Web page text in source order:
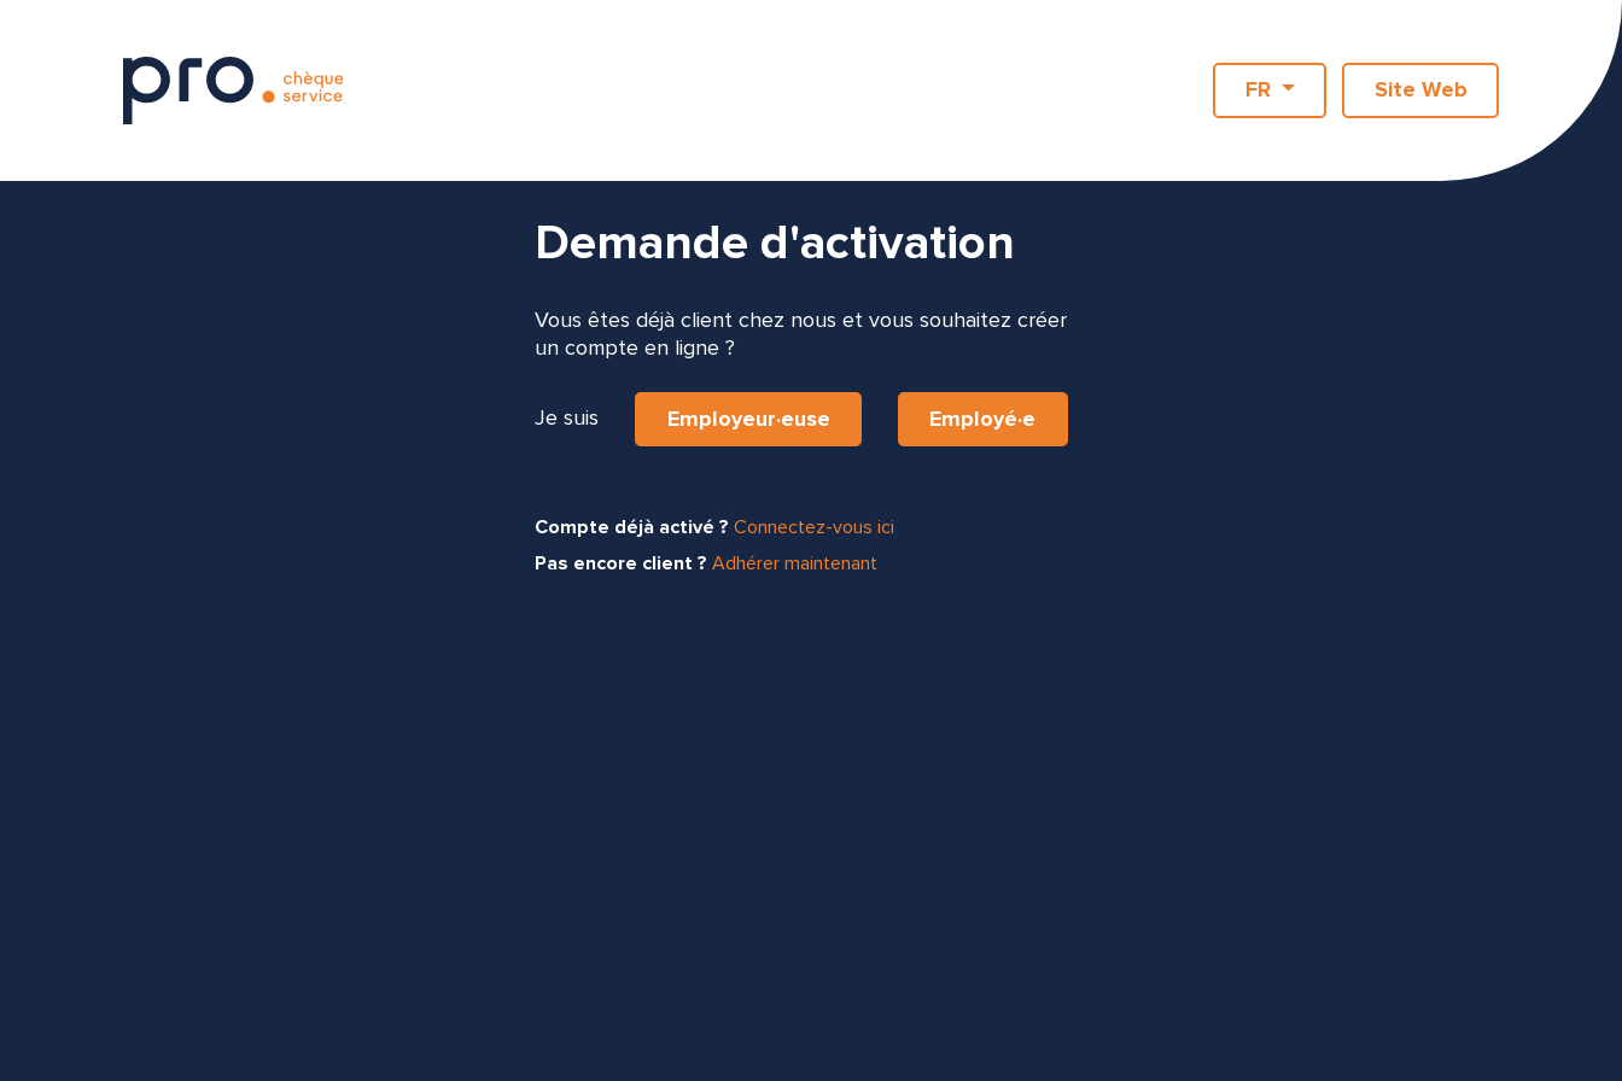
FR Site Web
Demande d'activation
Vous êtes déjà client chez nous et vous souhaitez créer
un compte en ligne ?
Je suis Employeur·euse Employé·e
Compte déjà activé ? Connectez-vous ici
Pas encore client ? Adhérer maintenant